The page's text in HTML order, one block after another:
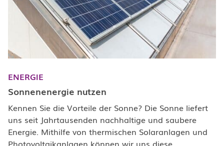
ENERGIE
Sonnenenergie nutzen
Kennen Sie die Vorteile der Sonne? Die Sonne liefert
uns seit Jahrtausenden nachhaltige und saubere
Energie. Mithilfe von thermischen Solaranlagen und
Photovoltaikanlagen können wir uns diese